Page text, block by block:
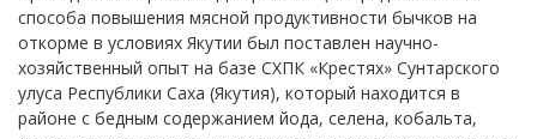
способа повышения мясной продуктивности бычков на
откорме в условиях Якутии был поставлен научно-
хозяйственный опыт на базе СХПК «Крестях» Сунтарского
улуса Республики Саха (Якутия), который находится в
районе с бедным содержанием йода, селена, кобальта,